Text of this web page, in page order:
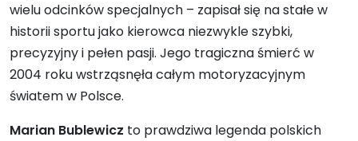
wielu odcinków specjalnych – zapisał się na stałe w
historii sportu jako kierowca niezwykle szybki,
precyzyjny i pełen pasji. Jego tragiczna śmierć w
2004 roku wstrząsnęła całym motoryzacyjnym
światem w Polsce.
Marian Bublewicz to prawdziwa legenda polskich